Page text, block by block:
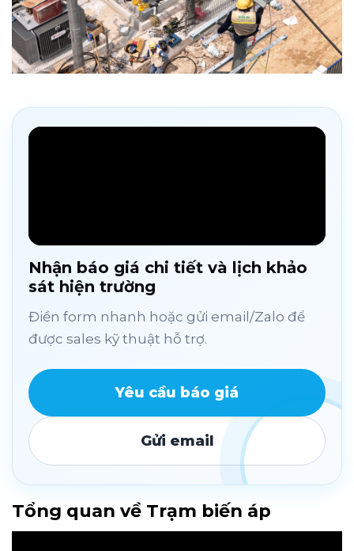
Nhận báo giá chi tiết và lịch khảo
sát hiện trường
Điền form nhanh hoặc gửi email/Zalo để
được sales kỹ thuật hỗ trợ.
Yêu cầu báo giá
Gửi email
Tổng quan về Trạm biến áp